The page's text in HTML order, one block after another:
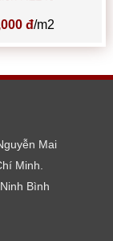
đ/m2
Mai
Minh.
Bình